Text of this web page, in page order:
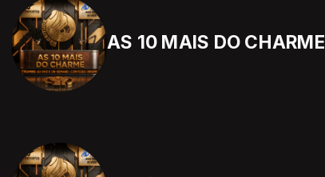
AS 10 MAIS DO CHARME